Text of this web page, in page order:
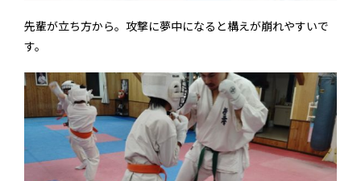
先輩が立ち方から。攻撃に夢中になると構えが崩れやすいで
す。